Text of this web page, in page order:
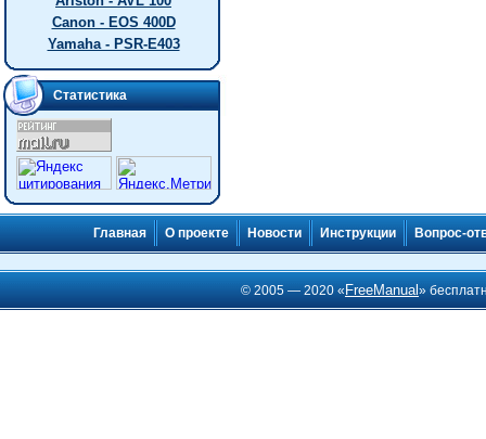
Canon - EOS 400D
Yamaha - PSR-E403
Статистика
Главная О проекте Новости Инструкции Вопрос-
© 2005 — 2020 « FreeManual»